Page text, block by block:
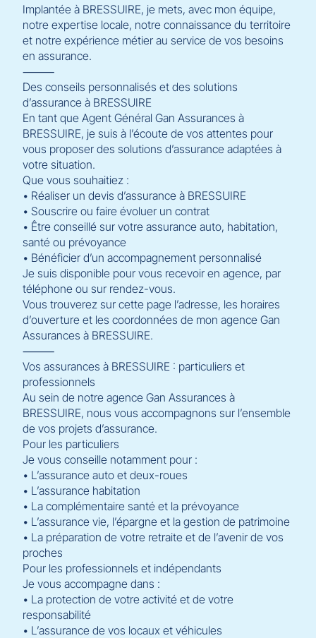
Implantée à BRESSUIRE, je mets, avec mon équipe,
notre expertise locale, notre connaissance du territoire
et notre expérience métier au service de vos besoins
en assurance.
⸻
Des conseils personnalisés et des solutions
d’assurance à BRESSUIRE
En tant que Agent Général Gan Assurances à
BRESSUIRE, je suis à l’écoute de vos attentes pour
vous proposer des solutions d’assurance adaptées à
votre situation.
Que vous souhaitiez :
• Réaliser un devis d’assurance à BRESSUIRE
• Souscrire ou faire évoluer un contrat
• Être conseillé sur votre assurance auto, habitation,
santé ou prévoyance
• Bénéficier d’un accompagnement personnalisé
Je suis disponible pour vous recevoir en agence, par
téléphone ou sur rendez-vous.
Vous trouverez sur cette page l’adresse, les horaires
d’ouverture et les coordonnées de mon agence Gan
Assurances à BRESSUIRE.
⸻
Vos assurances à BRESSUIRE : particuliers et
professionnels
Au sein de notre agence Gan Assurances à
BRESSUIRE, nous vous accompagnons sur l’ensemble
de vos projets d’assurance.
Pour les particuliers
Je vous conseille notamment pour :
• L’assurance auto et deux-roues
• L’assurance habitation
• La complémentaire santé et la prévoyance
• L’assurance vie, l’épargne et la gestion de patrimoine
• La préparation de votre retraite et de l’avenir de vos
proches
Pour les professionnels et indépendants
Je vous accompagne dans :
• La protection de votre activité et de votre
responsabilité
• L’assurance de vos locaux et véhicules